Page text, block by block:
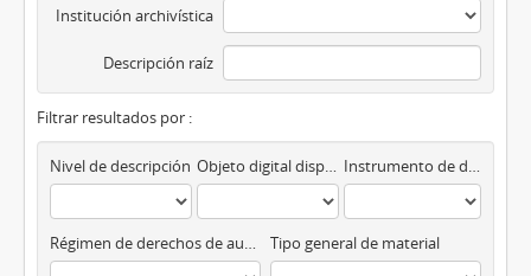
Institución archivística
Descripción raíz
Filtrar resultados por :
Nivel de descripción Objeto digital disponibles Instrumento de descripción
Régimen de derechos de autor Tipo general de material